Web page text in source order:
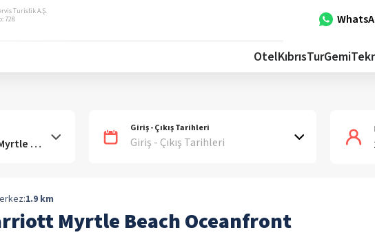
Turistik A.Ş.
728
OtelKıbrısTurGemi
Giriş - Çıkış Tarihleri
Giriş - Çıkış Tarihleri
1.9 km
Myrtle Beach Oceanfront